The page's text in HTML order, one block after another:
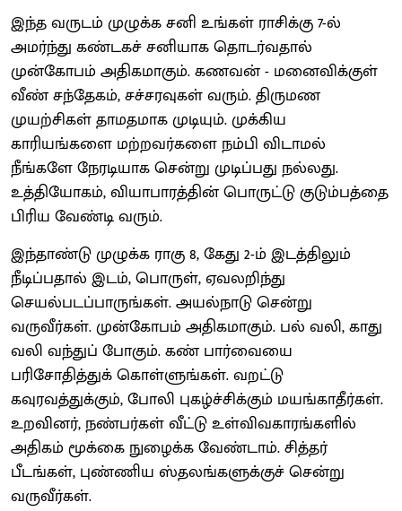
இந்த வருடம் முழுக்க சனி உங்கள் ராசிக்கு 7-ல்
அமர்ந்து கண்டகச் சனியாக தொடர்வதால்
முன்கோபம் அதிகமாகும். கணவன் - மனைவிக்குள்
வீண் சந்தேகம், சச்சரவுகள் வரும். திருமண
முயற்சிகள் தாமதமாக முடியும். முக்கிய
காரியங்களை மற்றவர்களை நம்பி விடாமல்
நீங்களே நேரடியாக சென்று முடிப்பது நல்லது.
உத்தியோகம், வியாபாரத்தின் பொருட்டு குடும்பத்தை
பிரிய வேண்டி வரும்.
இந்தாண்டு முழுக்க ராகு 8, கேது 2-ம் இடத்திலும்
நீடிப்பதால் இடம், பொருள், ஏவலறிந்து
செயல்படப்பாருங்கள். அயல்நாடு சென்று
வருவீர்கள். முன்கோபம் அதிகமாகும். பல் வலி, காது
வலி வந்துப் போகும். கண் பார்வையை
பரிசோதித்துக் கொள்ளுங்கள். வறட்டு
கவுரவத்துக்கும், போலி புகழ்ச்சிக்கும் மயங்காதீர்கள்.
உறவினர், நண்பர்கள் வீட்டு உள்விவகாரங்களில்
அதிகம் மூக்கை நுழைக்க வேண்டாம். சித்தர்
பீடங்கள், புண்ணிய ஸ்தலங்களுக்குச் சென்று
வருவீர்கள்.